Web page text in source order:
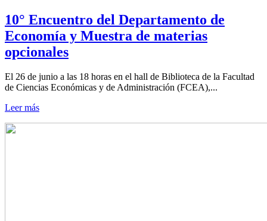
10° Encuentro del Departamento de
Economía y Muestra de materias
opcionales
El 26 de junio a las 18 horas en el hall de Biblioteca de la Facultad
de Ciencias Económicas y de Administración (FCEA),...
Leer más